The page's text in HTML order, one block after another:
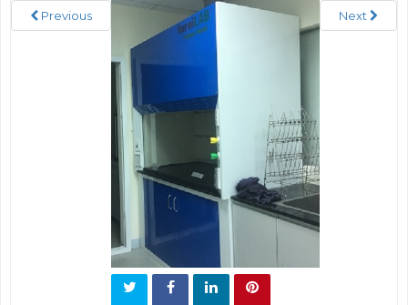
n
a
Previous Next